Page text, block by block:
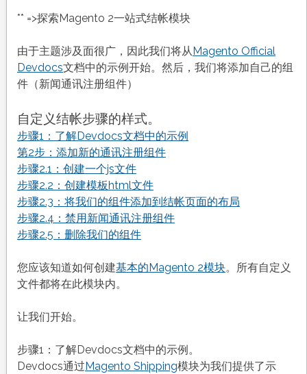
** =>探索Magento 2一站式结帐模块
由于主题涉及面很广，因此我们将从 Magento Official
Devdocs文档中的示例开始。然后，我们将添加自己的组
件（新闻通讯注册组件）
自定义结帐步骤的样式。
步骤1：了解Devdocs文档中的示例
第2步：添加新的通讯注册组件
步骤2.1：创建一个js文件
步骤2.2：创建模板html文件
步骤2.3：将我们的组件添加到结帐页面的布局
步骤2.4：禁用新闻通讯注册组件
步骤2.5：删除我们的组件
您应该知道如何创建基本的Magento 2模块。所有自定义
文件都将在此模块内。
让我们开始。
步骤1：了解Devdocs文档中的示例。
Devdocs通过 Magento Shipping模块为我们提供了示